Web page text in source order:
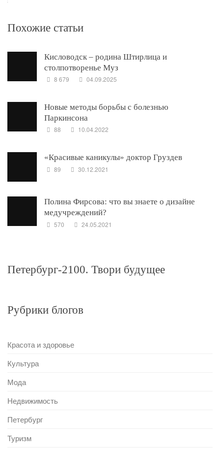
Похожие статьи
Кисловодск – родина Штирлица и
столпотворенье Муз
8 679 04.09.2025
Новые методы борьбы с болезнью
Паркинсона
88 10.04.2022
«Красивые каникулы» доктор Груздев
89 30.12.2021
Полина Фирсова: что вы знаете о дизайне
медучреждений?
570 24.05.2021
Петербург-2100. Твори будущее
Рубрики блогов
Красота и здоровье
Культура
Мода
Недвижимость
Петербург
Туризм